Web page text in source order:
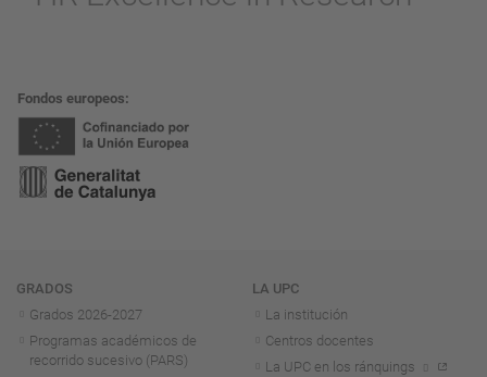
Fondos europeos
Navegación
GRADOS
Grados 2026-2027
Programas académicos de
recorrido sucesivo (PARS)
LA UPC
La institución
Centros docentes
La UPC en los ránquings